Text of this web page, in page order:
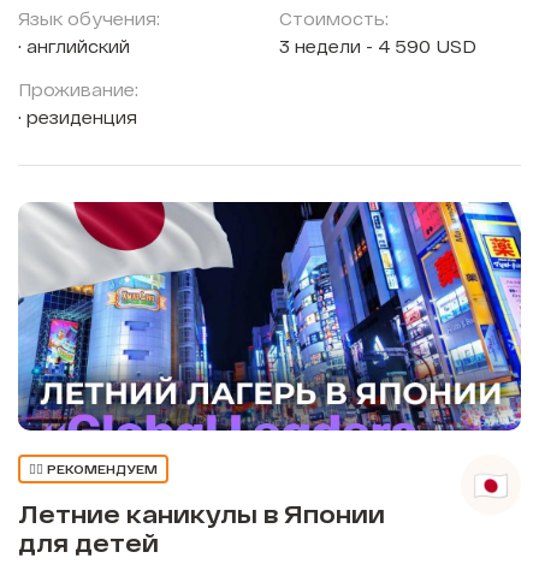
Язык обучения:
английский
Проживание:
резиденция
Стоимость:
3 недели - 4 590 USD
👍🏼 РЕКОМЕНДУЕМ
Летние каникулы в Японии
для детей